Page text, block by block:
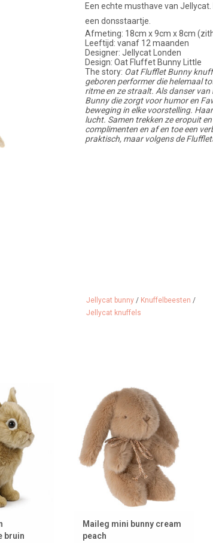
Een echte musthave van
een donsstaartje.
Afmeting: 18cm x 9cm x 8cm
Leeftijd: vanaf 12 maanden
Designer: Jellycat Londen
Design: Oat Fluffet Bunny Little
The story: Oat Flufflet Bunny
geboren performer die helemaal
ritme en ze straalt. Als danser
Bunny die zorgt voor humor en
beweging in elke voorstelling.
lucht. Samen trekken ze eropuit
complimenten en af en toe een
praktisch, maar volgens de
Jellycat bunny / Knuffelbeesten /
Jellycat knuffels
van Hansa
echt!!
bruin
Zacht konijntje van Maileg
TOEVOEGEN AAN WINKELWAGEN
Maileg mini bunny cream
peach